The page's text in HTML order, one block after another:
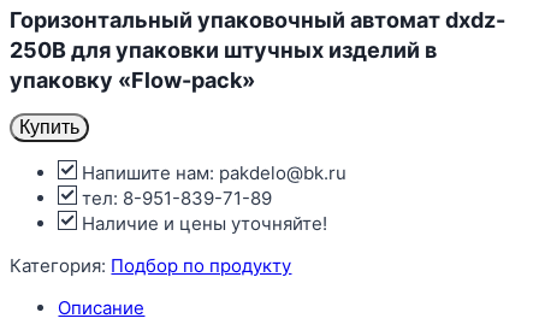
Горизонтальный упаковочный автомат dxdz-
250B для упаковки штучных изделий в
упаковку «Flow-pack»
Купить
Напишите нам: pakdelo@bk.ru
тел: 8-951-839-71-89
Наличие и цены уточняйте!
Категория: Подбор по продукту
Описание